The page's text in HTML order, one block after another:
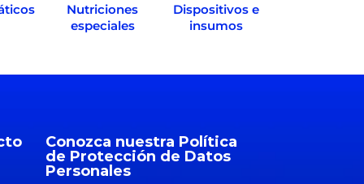
Nutriciones
especiales
Dispositivos e
insumos
Conozca nuestra Política
de Protección de Datos
Personales